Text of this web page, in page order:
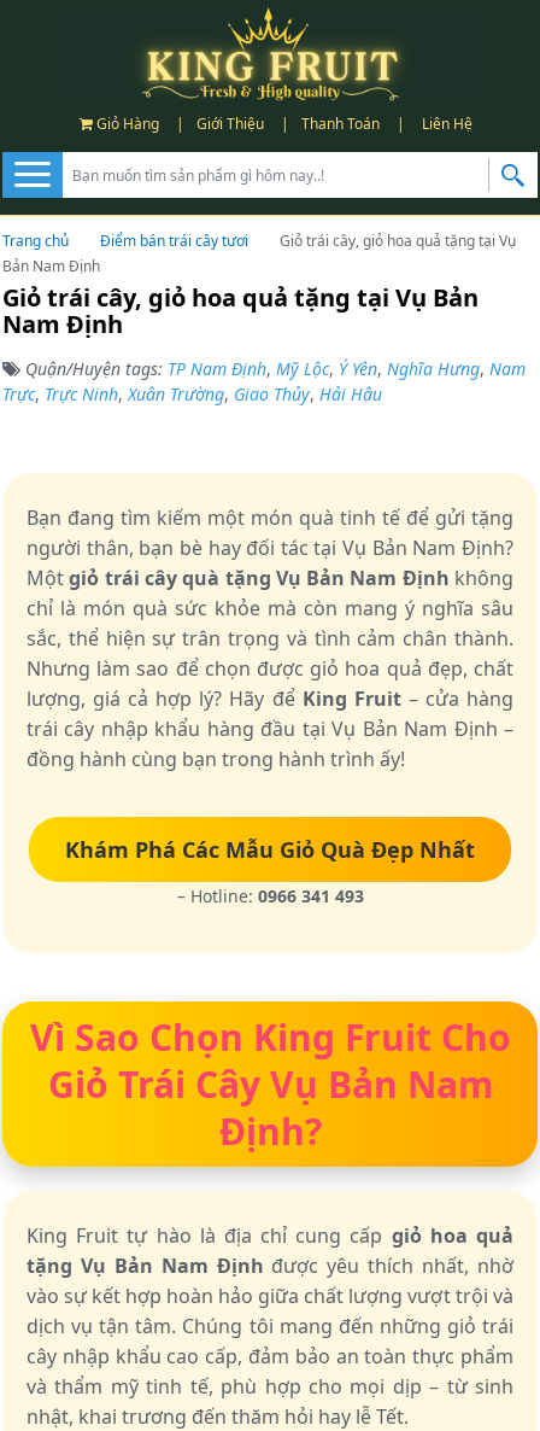
Giỏ Hàng | Giới Thiệu | Thanh Toán | Liên Hệ
Trang chủ Điểm bán trái cây tươi
Giỏ trái cây, giỏ hoa quả tặng tại Vụ
Bản Nam Định
Giỏ trái cây, giỏ hoa quả tặng tại Vụ Bản
Nam Định
Quận/Huyện tags: TP Nam Định, Mỹ Lộc, Ý Yên, Nghĩa Hưng, Nam
Trực, Trực Ninh,Xuân Trường, Giao Thủy, Hải Hậu
Bạn đang tìm kiếm một món quà tinh tế để gửi tặng
người thân, bạn bè hay đối tác tại Vụ Bản Nam Định?
Mộtgiỏ trái cây quà tặng Vụ Bản Nam Định không
chỉ là món quà sức khỏe mà còn mang ý nghĩa sâu
sắc, thể hiện sự trân trọng và tình cảm chân thành.
Nhưng làm sao để chọn được giỏ hoa quả đẹp, chất
lượng, giá cả hợp lý? Hãy để King Fruit– cửa hàng
trái cây nhập khẩu hàng đầu tại Vụ Bản Nam Định –
đồng hành cùng bạn trong hành trình ấy!
Khám Phá Các Mẫu Giỏ Quà Đẹp Nhất
– Hotline: 0966 341 493
Vì Sao Chọn King Fruit Cho
Giỏ Trái Cây Vụ Bản Nam
Định?
King Fruit tự hào là địa chỉ cung cấp giỏ hoa quả
tặng Vụ Bản Nam Định được yêu thích nhất, nhờ
vào sự kết hợp hoàn hảo giữa chất lượng vượt trội và
dịch vụ tận tâm. Chúng tôi mang đến những giỏ trái
cây nhập khẩu cao cấp, đảm bảo an toàn thực phẩm
và thẩm mỹ tinh tế, phù hợp cho mọi dịp – từ sinh
nhật, khai trương đến thăm hỏi hay lễ Tết.